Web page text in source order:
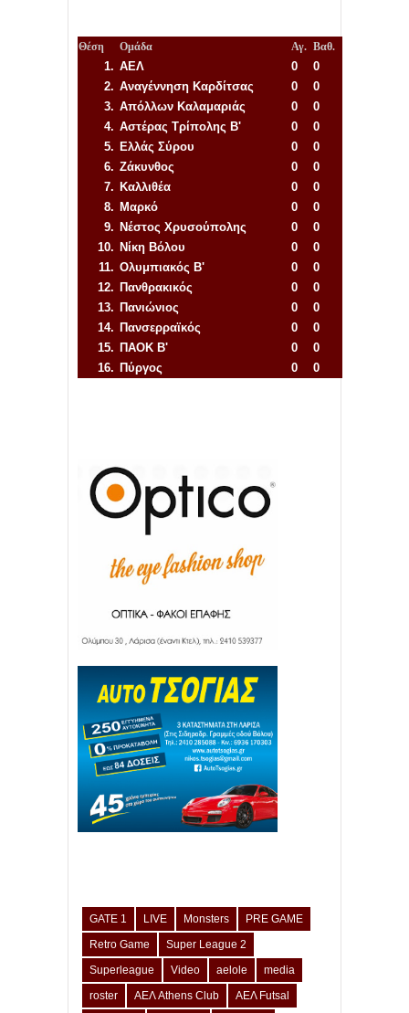
Θέση Ομάδα Αγ. Βαθ.
1. ΑΕΛ 0
0
2. Αναγέννηση Καρδίτσας 0
0
3. Απόλλων Καλαμαριάς 0
0
4. Αστέρας Τρίπολης Β' 0
0
5. Ελλάς Σύρου 0
0
6. Ζάκυνθος 0
0
7. Καλλιθέα 0
0
8. Μαρκό 0
0
9. Νέστος Χρυσούπολης 0
0
10. Νίκη Βόλου 0
0
11. Ολυμπιακός Β' 0
0
12. Πανθρακικός 0
0
13. Πανιώνιος 0
0
14. Πανσερραϊκός 0
0
15. ΠΑΟΚ Β' 0
0
16. Πύργος 0
0
GATE 1 LIVE Monsters
PRE GAME
Retro Game
Super League 2
Superleague
Video aelole
media
roster
ΑΕΛ Athens Club ΑΕΛ Futsal